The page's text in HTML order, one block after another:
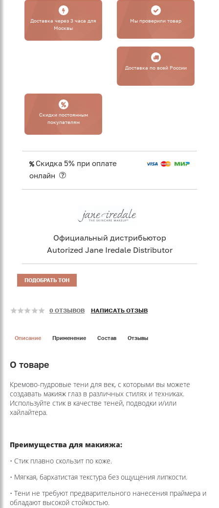
Доставка через 3 часа для
Москвы
Мы проверили товар
Доставка по всей России
Cкидки постоянным
покупателям
Скидка 5% при оплате
онлайн
Официальный дистрибьютор
Autorized Jane Iredale Distributor
ПОДОБРАТЬ ТОН
0 ОТЗЫВОВ НАПИСАТЬ ОТЗЫВ
Описание Применение Состав Отзывы
О товаре
Кремово-пудровые тени для век, с которыми вы можете
создавать макияж глаз в различных стилях и техниках.
Используйте стик в качестве теней, подводки и/или
хайлайтера.
Преимущества для макияжа:
• Стик плавно скользит по коже.
• Мягкая, бархатистая текстура без ощущения липкости.
• Тени не требуют предварительного нанесения праймера и
обладают высокой стойкостью.